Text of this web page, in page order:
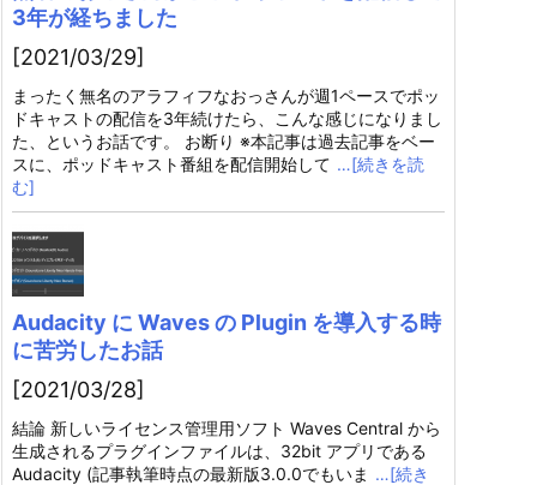
3年が経ちました
[2021/03/29]
まったく無名のアラフィフなおっさんが週1ペースでポッ
ドキャストの配信を3年続けたら、こんな感じになりまし
た、というお話です。 お断り ※本記事は過去記事をベー
スに、ポッドキャスト番組を配信開始して …[続きを読
む]
Audacity に Waves の Plugin を導入する時
に苦労したお話
[2021/03/28]
結論 新しいライセンス管理用ソフト Waves Central から
生成されるプラグインファイルは、32bit アプリである
Audacity (記事執筆時点の最新版3.0.0でもいま …[続き